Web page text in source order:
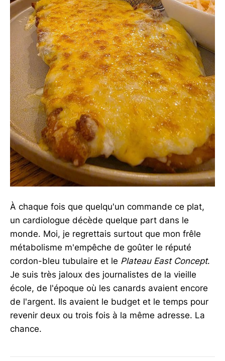
À chaque fois que quelqu'un commande ce plat,
un cardiologue décède quelque part dans le
monde. Moi, je regrettais surtout que mon frêle
métabolisme m'empêche de goûter le réputé
cordon-bleu tubulaire et le Plateau East Concept.
Je suis très jaloux des journalistes de la vieille
école, de l'époque où les canards avaient encore
de l'argent. Ils avaient le budget et le temps pour
revenir deux ou trois fois à la même adresse. La
chance.